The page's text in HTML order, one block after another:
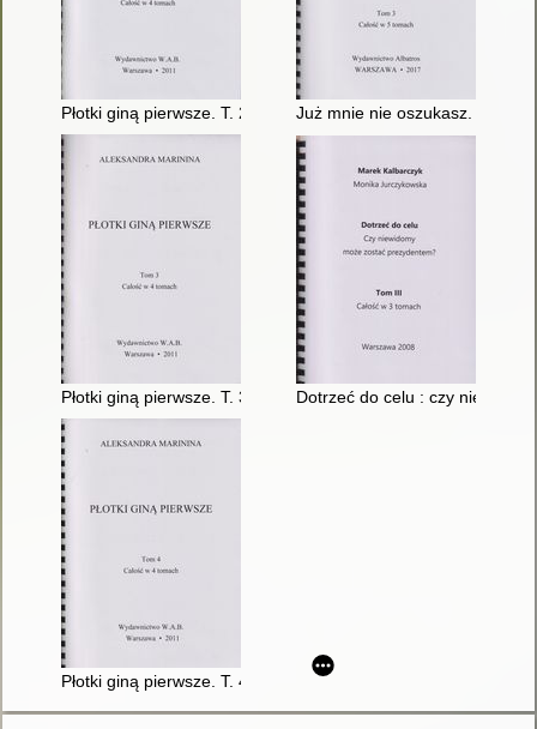
Płotki giną pierwsze. T. 2 Już mnie nie oszukasz. T. 3
Płotki giną pierwsze. T. 3 Dotrzeć do celu : czy
Płotki giną pierwsze. T. 4